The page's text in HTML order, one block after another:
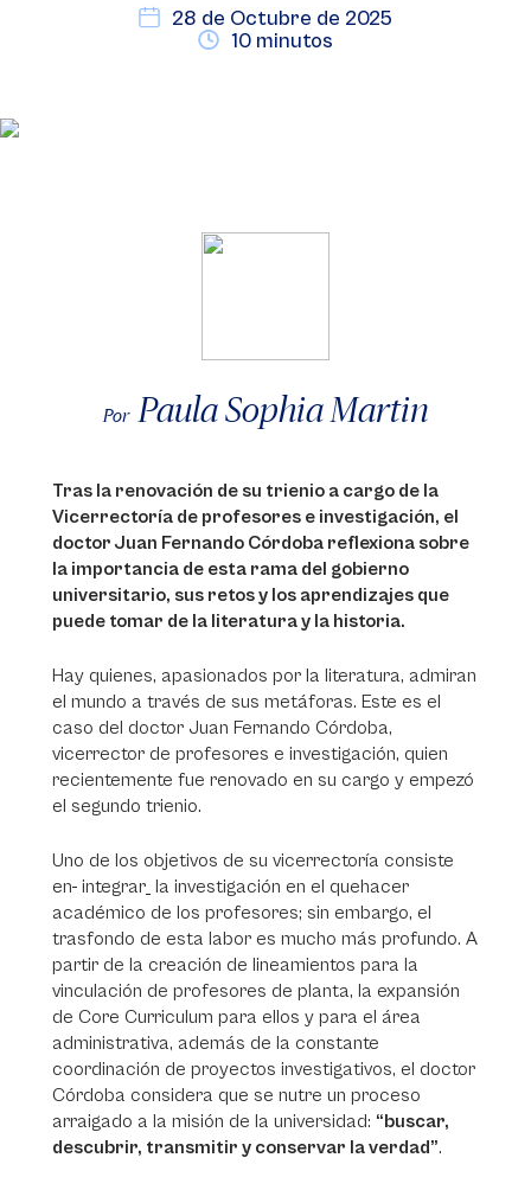
28 de Octubre de 2025
10 minutos
Por Paula Sophia Martin
Tras la renovación de su trienio a cargo de la
Vicerrectoría de profesores e investigación, el
doctor Juan Fernando Córdoba reflexiona sobre
la importancia de esta rama del gobierno
universitario, sus retos y los aprendizajes que
puede tomar de la literatura y la historia.
Hay quienes, apasionados por la literatura, admiran
el mundo a través de sus metáforas. Este es el
caso del doctor Juan Fernando Córdoba,
vicerrector de profesores e investigación, quien
recientemente fue renovado en su cargo y empezó
el segundo trienio.
Uno de los objetivos de su vicerrectoría consiste
en integrar la investigación en el quehacer
académico de los profesores; sin embargo, el
trasfondo de esta labor es mucho más profundo. A
partir de la creación de lineamientos para la
vinculación de profesores de planta, la expansión
de Core Curriculum para ellos y para el área
administrativa, además de la constante
coordinación de proyectos investigativos, el doctor
Córdoba considera que se nutre un proceso
arraigado a la misión de la universidad: “buscar,
descubrir, transmitir y conservar la verdad”.